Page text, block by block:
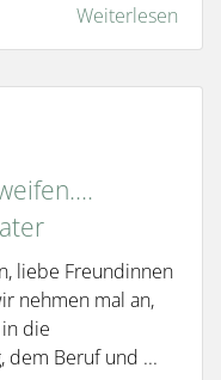
Weiterlesen
liebe Freundinnen
nehmen mal an,
die
dem Beruf und ...